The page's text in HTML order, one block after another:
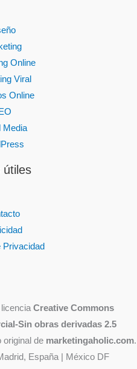
Online
Viral
Online
Media
útiles
Privacidad
Creative Commons
Sin obras derivadas 2.5
original de marketingaholic.com.
España | México DF